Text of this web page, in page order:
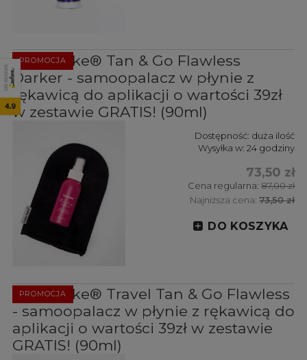
Fake Bake® Tan & Go Flawless
Darker - samoopalacz w płynie z
rękawicą do aplikacji o wartości 39zł
w zestawie GRATIS! (90ml)
Dostępność: duża ilość
Wysyłka w: 24 godziny
73,50 zł
Cena regularna:87,00 zł
Najniższa cena:73,50 zł
DO KOSZYKA
PROMOCJA
Fake Bake® Travel Tan & Go Flawless
- samoopalacz w płynie z rękawicą do
aplikacji o wartości 39zł w zestawie
GRATIS! (90ml)
PROMOCJA
SEE REVIEWS
4.9